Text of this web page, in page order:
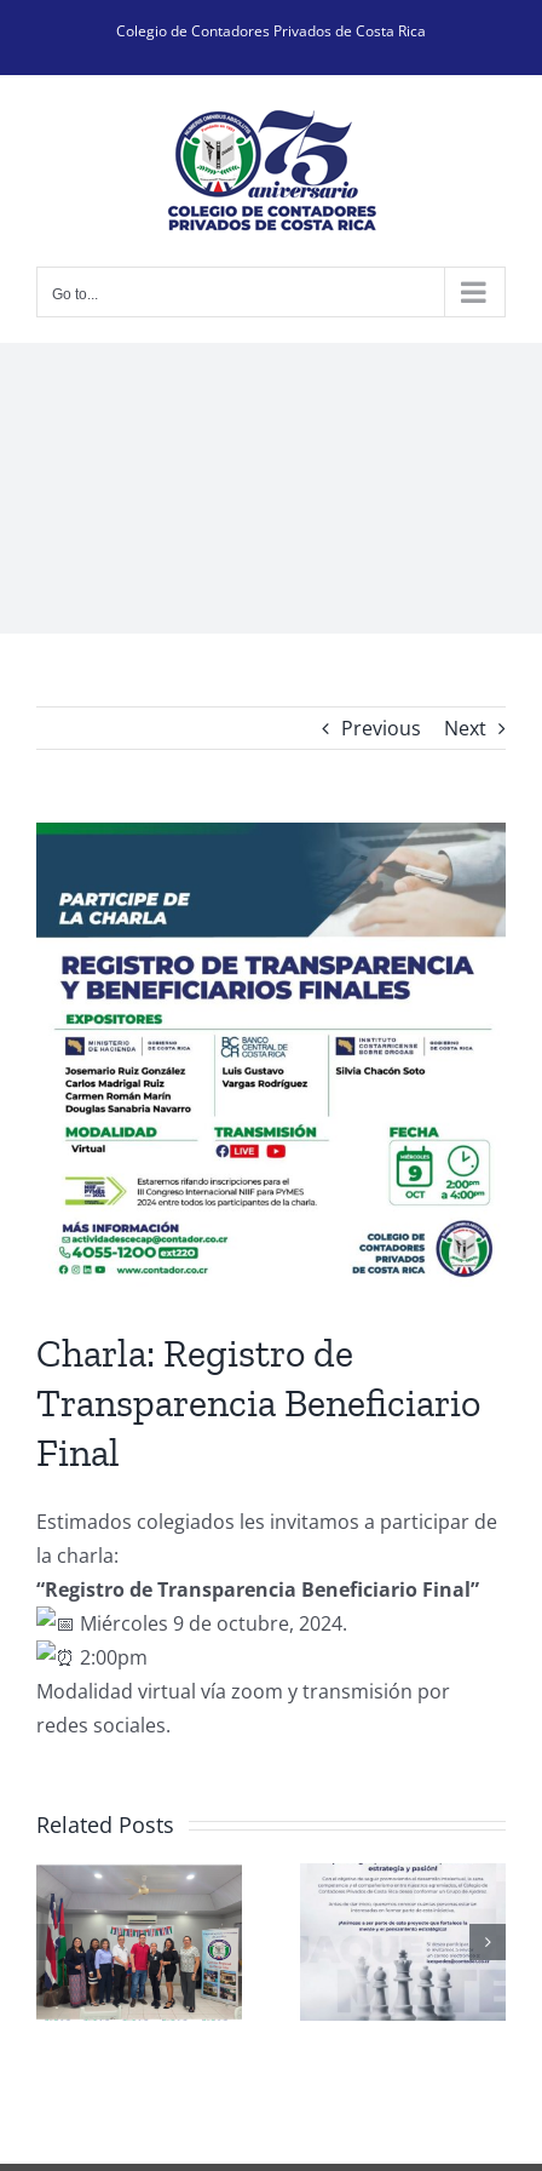
content
Colegio de Contadores Privados de Costa Rica
Go to...
Previous Next
View
Image
Charla: Registro de
Transparencia Beneficiario
Final
Estimados colegiados les invitamos a participar de
la charla:
“Registro de Transparencia Beneficiario Final”
Miércoles 9 de octubre, 2024.
2:00pm
Modalidad virtual vía zoom y transmisión por
redes sociales.
Related Posts
Club de
Ajedrez
CCPCR
Informa